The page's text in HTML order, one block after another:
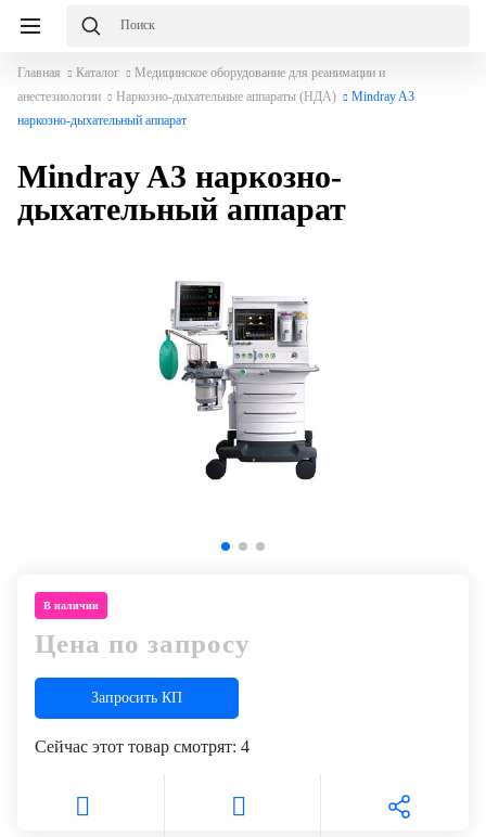
Главная Каталог
Медицинское оборудование для реанимации и
анестезиологии
Наркозно-дыхательные аппараты (НДА)
Mindray A3
наркозно-дыхательный аппарат
Mindray A3 наркозно-
дыхательный аппарат
В наличии
Цена по запросу
Запросить КП
Сейчас этот товар смотрят: 4